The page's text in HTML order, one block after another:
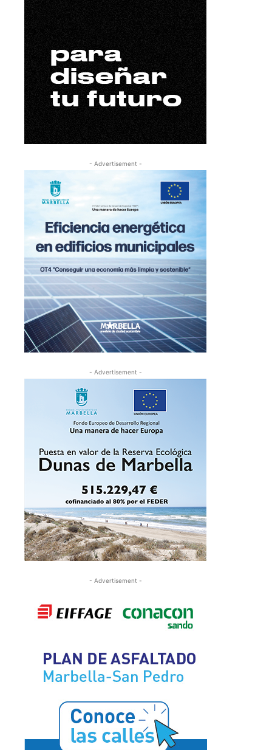
- Advertisement -
- Advertisement -
- Advertisement -